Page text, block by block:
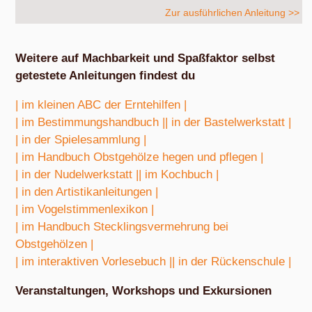
Zur ausführlichen Anleitung >>
Weitere auf Machbarkeit und Spaßfaktor selbst
getestete Anleitungen findest du
| im kleinen ABC der Erntehilfen |
| im Bestimmungshandbuch |
| in der Bastelwerkstatt |
| in der Spielesammlung |
| im Handbuch Obstgehölze hegen und pflegen |
| in der Nudelwerkstatt |
| im Kochbuch |
| in den Artistikanleitungen |
| im Vogelstimmenlexikon |
| im Handbuch Stecklingsvermehrung bei
Obstgehölzen |
| im interaktiven Vorlesebuch |
| in der Rückenschule |
Veranstaltungen, Workshops und Exkursionen